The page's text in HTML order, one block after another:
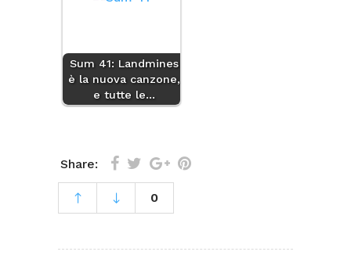
Sum 41: Landmines
è la nuova canzone,
e tutte le…
Share:
0